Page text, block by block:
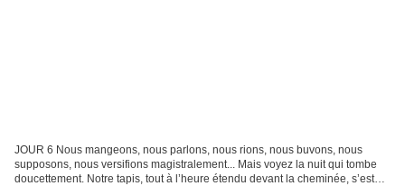
JOUR 6 Nous mangeons, nous parlons, nous rions, nous buvons, nous
supposons, nous versifions magistralement... Mais voyez la nuit qui tombe
doucettement. Notre tapis, tout à l’heure étendu devant la cheminée, s’est